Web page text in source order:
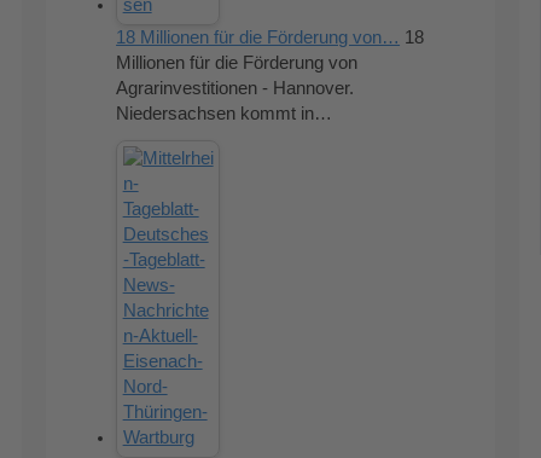
18 Millionen für die Förderung von… 18
Millionen für die Förderung von
Agrarinvestitionen - Hannover.
Niedersachsen kommt in…